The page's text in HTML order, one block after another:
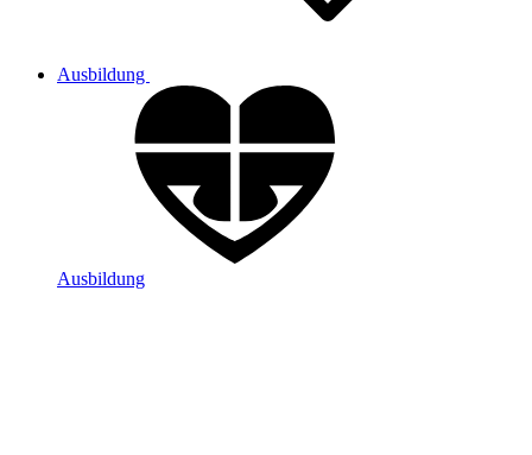
Ausbildung
Ausbildung